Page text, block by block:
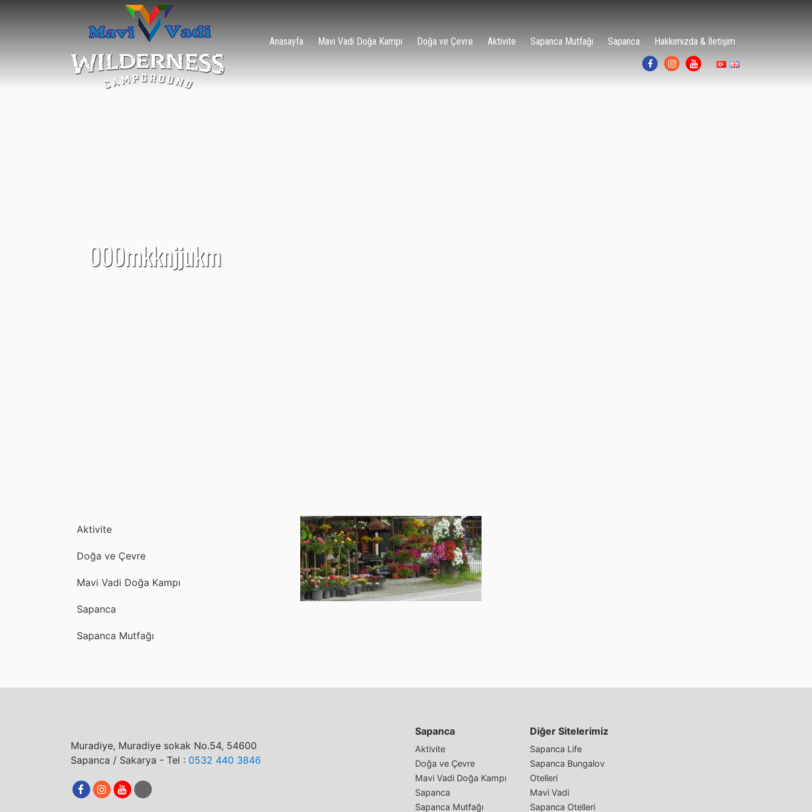
Anasayfa Mavi Vadi Doğa Kampı Doğa ve Çevre Aktivite Sapanca Mutfağı Sapanca Hakkımızda & İletişim
000mkknjjukm
Aktivite
Doğa ve Çevre
Mavi Vadi Doğa Kampı
Sapanca
Sapanca Mutfağı
Muradiye, Muradiye sokak No.54, 54600
Sapanca / Sakarya - Tel : 0532 440 3846
Sapanca
Aktivite
Doğa ve Çevre
Mavi Vadi Doğa Kampı
Sapanca
Sapanca Mutfağı
Diğer Sitelerimiz
Sapanca Life
Sapanca Bungalov
Otelleri
Mavi Vadi
Sapanca Otelleri